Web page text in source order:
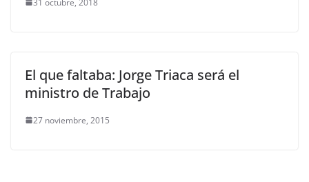
El que faltaba: Jorge Triaca será el
ministro de Trabajo
27 noviembre, 2015